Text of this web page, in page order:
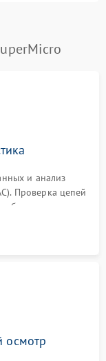
и анализ
Проверка цепей
без вскрытия
сбоя.
осмотр